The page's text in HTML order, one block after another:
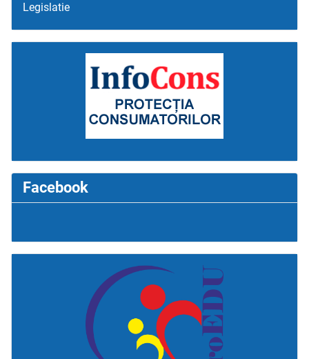
Legislatie
Facebook